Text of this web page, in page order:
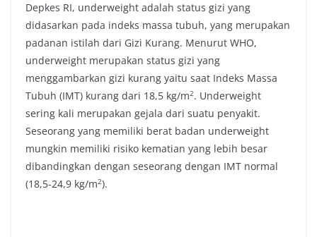
Depkes RI, underweight adalah status gizi yang
didasarkan pada indeks massa tubuh, yang merupakan
padanan istilah dari Gizi Kurang. Menurut WHO,
underweight merupakan status gizi yang
menggambarkan gizi kurang yaitu saat Indeks Massa
Tubuh (IMT) kurang dari 18,5 kg/m2. Underweight
sering kali merupakan gejala dari suatu penyakit.
Seseorang yang memiliki berat badan underweight
mungkin memiliki risiko kematian yang lebih besar
dibandingkan dengan seseorang dengan IMT normal
(18,5-24,9 kg/m2).